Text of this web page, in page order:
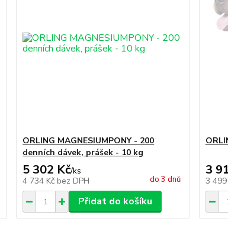
ORLING MAGNESIUMPONY - 200
denních dávek, prášek - 10 kg
5 302 Kč/ks
4 734 Kč bez DPH do 3 dnů
Přidat do košíku
3
3 499